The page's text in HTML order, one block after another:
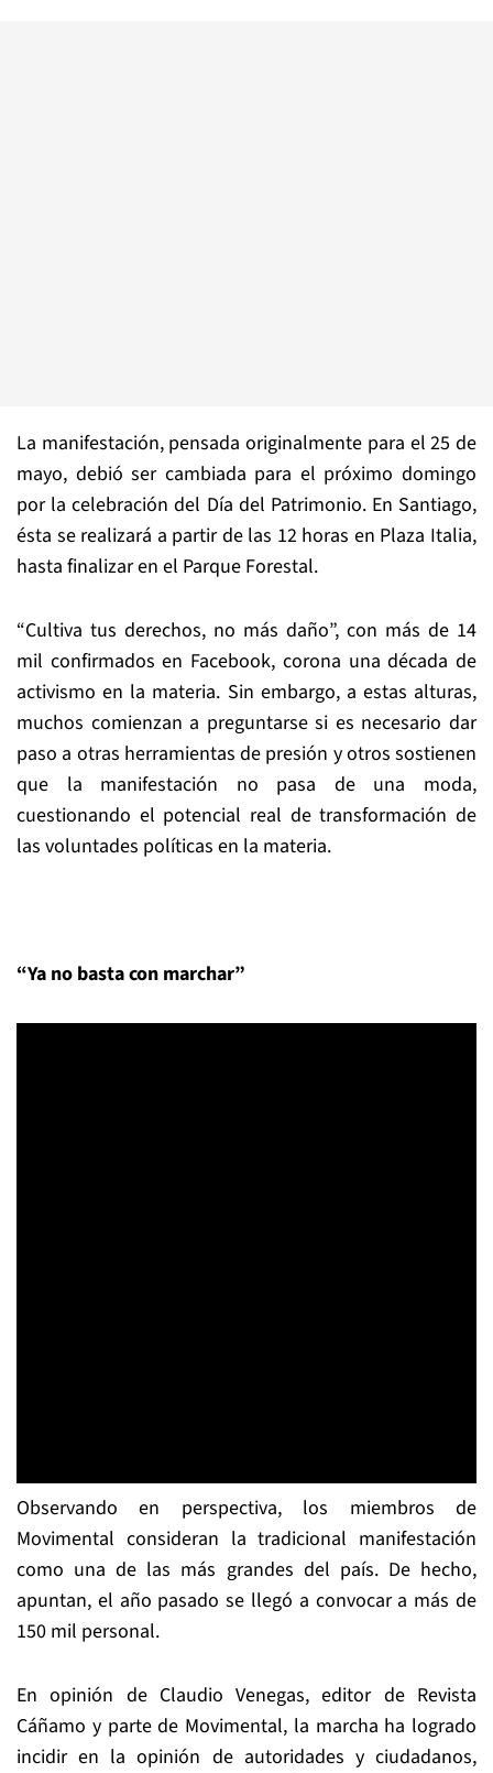
La manifestación, pensada originalmente para el 25 de
mayo, debió ser cambiada para el próximo domingo
por la celebración del Día del Patrimonio. En Santiago,
ésta se realizará a partir de las 12 horas en Plaza Italia,
hasta finalizar en el Parque Forestal.
“Cultiva tus derechos, no más daño”, con más de 14
mil confirmados en Facebook, corona una década de
activismo en la materia. Sin embargo, a estas alturas,
muchos comienzan a preguntarse si es necesario dar
paso a otras herramientas de presión y otros sostienen
que la manifestación no pasa de una moda,
cuestionando el potencial real de transformación de
las voluntades políticas en la materia.
“Ya no basta con marchar”
Observando en perspectiva, los miembros de
Movimental consideran la tradicional manifestación
como una de las más grandes del país. De hecho,
apuntan, el año pasado se llegó a convocar a más de
150 mil personal.
En opinión de Claudio Venegas, editor de Revista
Cáñamo y parte de Movimental, la marcha ha logrado
incidir en la opinión de autoridades y ciudadanos,